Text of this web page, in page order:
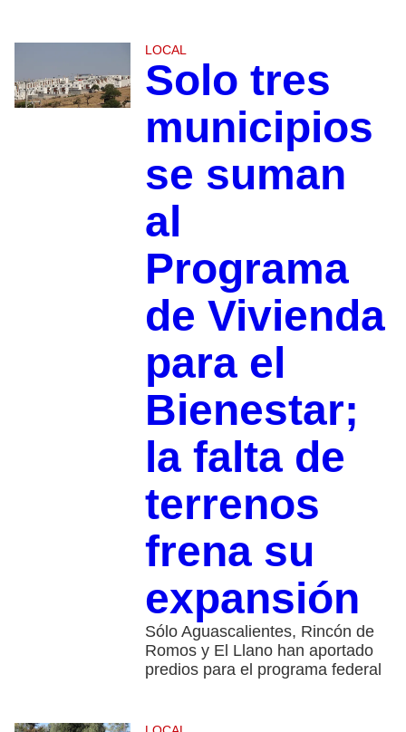
LOCAL
Solo tres
municipios
se suman
al
Programa
de Vivienda
para el
Bienestar;
la falta de
terrenos
frena su
expansión
Sólo Aguascalientes, Rincón de
Romos y El Llano han aportado
predios para el programa federal